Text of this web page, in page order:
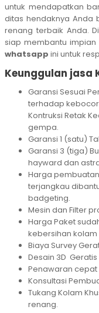
untuk mendapatkan
ditas hendaknya Anda
renang terbaik Anda.
siap membantu impian
whatsapp ini untuk
Keunggulan jasa
Garansi Sesuai
terhadap
Kontruksi Retak
gempa.
Garansi 1 (satu)
Garansi 3 (tiga)
hayward dan
Harga
terjangkau
badgeting.
Mesin dan Filter
Harga Paket
kebersihan
Biaya Survey
Desain 3D Geratis
Penawaran cepat
Konsultasi
Tukang Kolam
renang.